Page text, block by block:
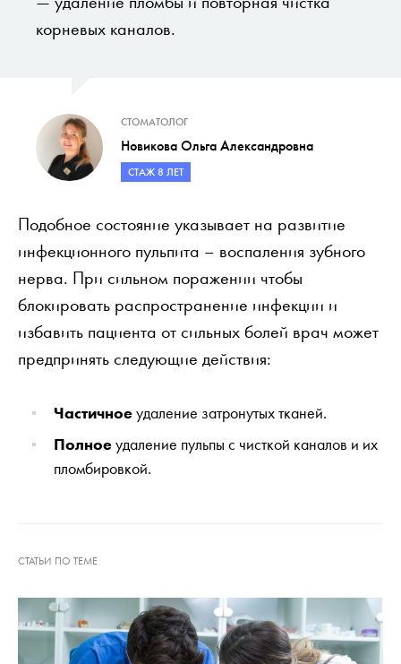
корневых каналов.
СТОМАТОЛОГ
Новикова Ольга Александровна
СТАЖ 8 ЛЕТ
Подобное состояние указывает на развитие
инфекционного пульпита – воспаления зубного
нерва. При сильном поражении чтобы
блокировать распространение инфекции и
избавить пациента от сильных болей врач может
предпринять следующие действия:
Частичноеудаление затронутых тканей.
Полноеудаление пульпы с чисткой каналов и их
пломбировкой.